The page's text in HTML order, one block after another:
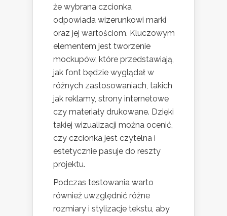
że wybrana czcionka
odpowiada wizerunkowi marki
oraz jej wartościom. Kluczowym
elementem jest tworzenie
mockupów, które przedstawiają,
jak font będzie wyglądał w
różnych zastosowaniach, takich
jak reklamy, strony internetowe
czy materiały drukowane. Dzięki
takiej wizualizacji można ocenić,
czy czcionka jest czytelna i
estetycznie pasuje do reszty
projektu.
Podczas testowania warto
również uwzględnić różne
rozmiary i stylizacje tekstu, aby